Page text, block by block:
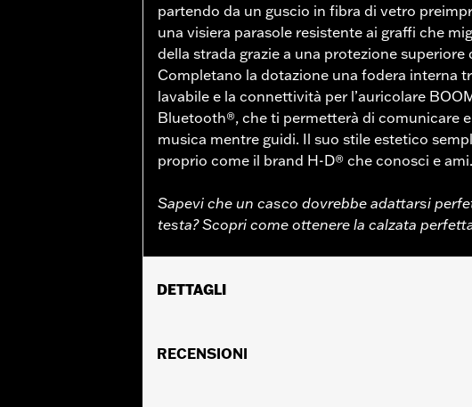
partendo da un guscio in fibra di vetro
una visiera parasole resistente ai graffi che
della strada grazie a una protezione superiore
Completano la dotazione una fodera interna
lavabile e la connettività per l’auricolare
Bluetooth®, che ti permetterà di comunicare
musica mentre guidi. Il suo stile estetico
proprio come il brand H-D® che conosci e ami.
Sapevi che un casco dovrebbe adattarsi
testa? Scopri come ottenere la calzata
DETTAGLI
Caratteristiche funzionali:
RECENSIONI